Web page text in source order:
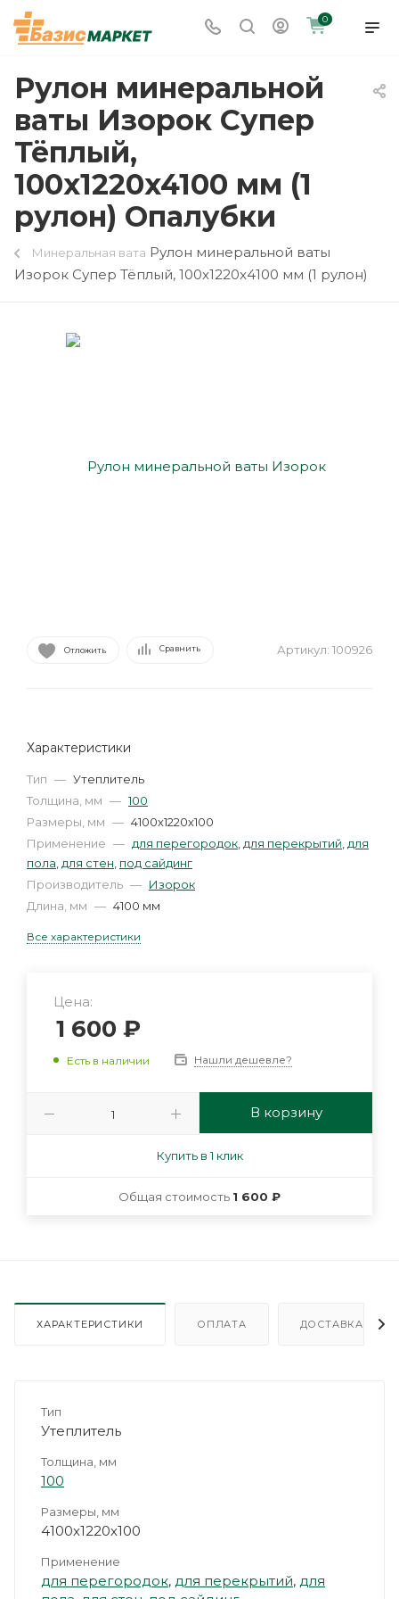
0
Рулон минеральной
ваты Изорок Супер
Тёплый,
100x1220x4100 мм (1
рулон) Опалубки
Минеральная вата Рулон минеральной ваты
Изорок Супер Тёплый, 100x1220x4100 мм (1 рулон)
Отложить Сравнить Артикул: 100926
Характеристики
Тип — Утеплитель
Толщина, мм — 100
Размеры, мм — 4100х1220х100
Применение — для перегородок для перекрытий для
пола для стен под сайдинг
Производитель — Изорок
Длина, мм — 4100 мм
Все характеристики
Цена:
1 600 ₽
Есть в наличии Нашли дешевле?
В корзину
Купить в 1 клик
Общая стоимость 1 600 ₽
ХАРАКТЕРИСТИКИ ОПЛАТА ДОСТАВКА
Тип
Утеплитель
Толщина, мм
100
Размеры, мм
4100х1220х100
Применение
для перегородок, для перекрытий, для